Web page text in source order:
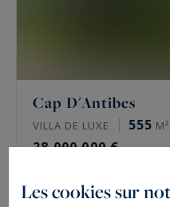
Cap D'Antibes
VILLA DE LUXE 555 M²
28 000 000 €
Les cookies sur